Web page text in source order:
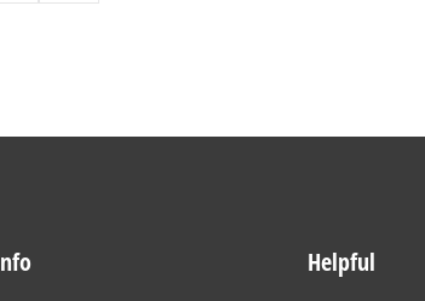
Helpful